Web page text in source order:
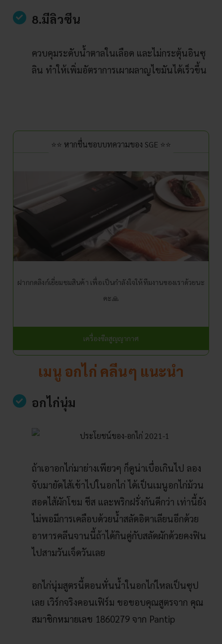
8.มีลิวซีน
ควบคุมระดับน้ำตาลในเลือด และไม่กระตุ้นอินซุ
ลิน ทำให้เพิ่มอัตราการเผาผลาญไขมันได้เร็วขึ้น
⭐⭐ หากชื่นชอบบทความของ SGE ⭐⭐
ฝากกดลิงก์เยี่ยมชมสินค้า เพื่อเป็นกำลังใจให้ทีมงานของเราด้วยนะ
คะ🙏
เครื่องซีลสูญญากาศ
เมนู อกไก่ คลีนๆ แนะนำ
อกไก่นุ่ม
ถ้าเอาอกไก่มาย่างเพียวๆ ก็ดูน่าเบื่อเกินไป ลอง
จับมายัดไส้เข้าไปในอกไก่ ได้เป็นเมนูอกไก่ม้วน
สอดไส้ผักโขม ชีส และพริกฝรั่งกันดีกว่า เท่านี้ยัง
ไม่พอมีการเคลือบด้วยน้ำสลัดอิตาเลียนอีกด้วย
อาหารคลีนจานนี้ถ้าได้กินคู่กับสลัดผักด้วยคงฟิน
ไปสามวันเจ็ดวันเลย
อกไก่นุ่มสูตรนี้ตอนหั่นน้ำในอกไก่ไหลเป็นซุป
เลย เวิร์กจริงคอนเฟิร์ม ขอขอบคุณสูตรจาก คุณ
สมาชิกหมายเลข 1860279 จาก Pantip